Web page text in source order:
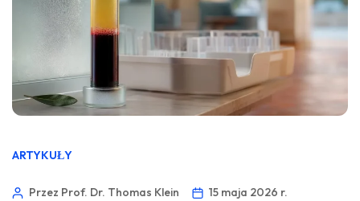
ARTYKUŁY
Przez Prof. Dr. Thomas Klein
15 maja 2026 r.